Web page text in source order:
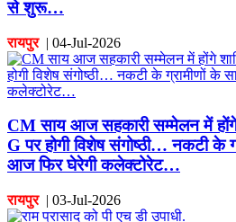
से शुरू…
रायपुर| 04-Jul-2026
CM साय आज सहकारी सम्मेलन में
G पर होगी विशेष संगोष्ठी… नकटी के
आज फिर घेरेगी कलेक्टोरेट…
रायपुर| 03-Jul-2026